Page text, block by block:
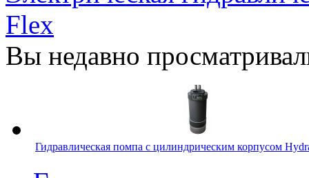
Flex
Вы недавно
Гидравлическая помпа с цилиндрическим корпусом